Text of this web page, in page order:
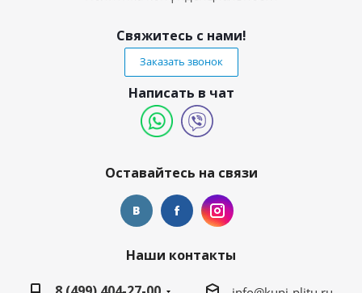
Свяжитесь с нами!
Заказать звонок
Написать в чат
Оставайтесь на связи
Наши контакты